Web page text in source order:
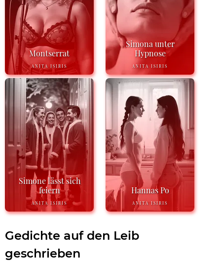
Montserrat
ANITA ISIRIS
Simona unter
Hypnose
ANITA ISIRIS
Simone lässt sich
feiern
ANITA ISIRIS
Hannas Po
ANITA ISIRIS
Gedichte auf den Leib
geschrieben